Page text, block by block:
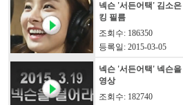
넥슨 '서든어택' 김소
킹 필름
조회수: 186350
등록일: 2015-03-05
넥슨 '서든어택' 넥슨
영상
조회수: 182740